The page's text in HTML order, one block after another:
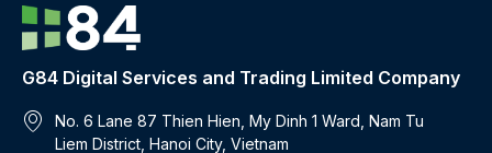
G84 Digital Services and Trading Limited Company
No. 6 Lane 87 Thien Hien, My Dinh 1 Ward, Nam Tu
Liem District, Hanoi City, Vietnam